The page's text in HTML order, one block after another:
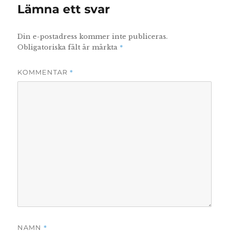
Lämna ett svar
Din e-postadress kommer inte publiceras.
Obligatoriska fält är märkta *
KOMMENTAR *
NAMN *